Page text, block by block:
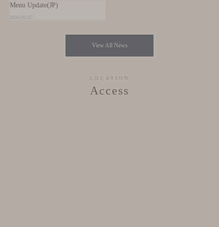
Menu Update(JP)
2026.03.07
View All News
LOCATION
Access